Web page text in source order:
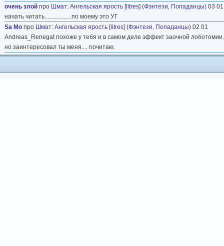
очень злой про Шмат: Ангельская ярость [litres] (Фэнтези, Попаданцы) 03 01
начать читать..................по моему это УГ
Sa Mo про Шмат: Ангельская ярость [litres] (Фэнтези, Попаданцы) 02 01
Andreas_Renegat похоже у тебя и в самом деле эффект заочной
но заинтересовал ты меня.... почитаю.